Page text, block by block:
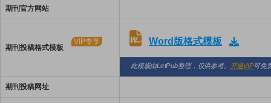
期刊官方网站
期刊投稿格式模板
VIP专享 Word版格式模板
此模板由LetPub整理，仅供参考。 开通VIP可免
期刊投稿网址